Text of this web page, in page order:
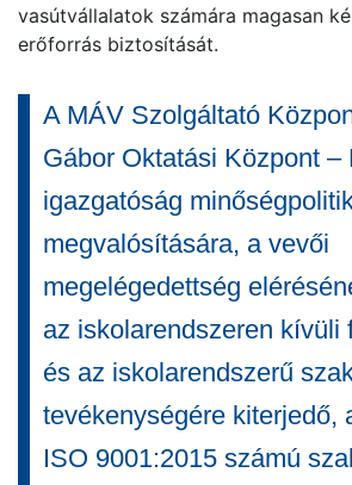
vasútvállalatok számára magasan
erőforrás biztosítását.
A MÁV Szolgáltató
Gábor Oktatási Központ –
igazgatóság
megvalósítására, a vevői
megelégedettség
az iskolarendszeren kívüli
és az iskolarendszerű
tevékenységére kiterjedő,
ISO 9001:2015 számú